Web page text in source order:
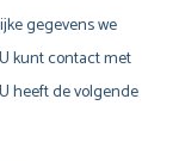
gegevens we
kunt contact met
heeft de volgende